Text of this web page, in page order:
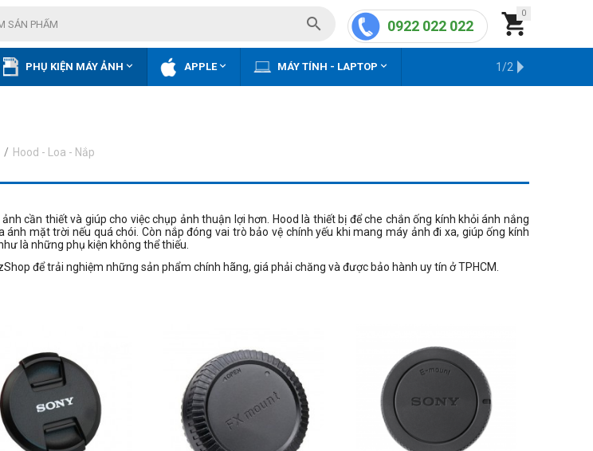
0

0922 022 022

PHỤ KIỆN MÁY ẢNH  APPLE MÁY TÍNH - LAPTOP  KHO HÀNG CŨ
1/2
/ Hood - Loa - Nắp
cần thiết và giúp cho việc chụp ảnh thuận lợi hơn. Hood là thiết bị để che chắn ống kính khỏi ánh nắng
mặt trời nếu quá chói. Còn nắp đóng vai trò bảo vệ chính yếu khi mang máy ảnh đi xa, giúp ống kính
là những phụ kiện không thể thiếu.
để trải nghiệm những sản phẩm chính hãng, giá phải chăng và được bảo hành uy tín ở TPHCM.